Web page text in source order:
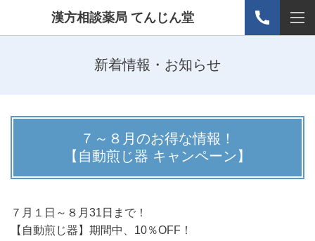
漢方相談薬局 てんじん堂
新着情報・お知らせ
７～８月のお得な情報！
【自動煎じ器 キャンペーン】
７月１ 日～８月31日まで ！
【自動煎じ器】期間中、10％OFF！